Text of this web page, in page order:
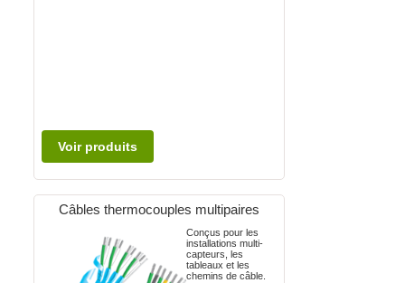
Voir produits
Câbles thermocouples multipaires
Conçus pour les
installations multi-
capteurs, les
tableaux et les
chemins de câble.